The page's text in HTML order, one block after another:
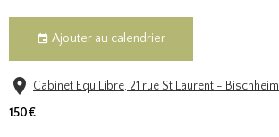
Ajouter au calendrier
Cabinet EquiLibre, 21 rue St Laurent - Bischheim
150€